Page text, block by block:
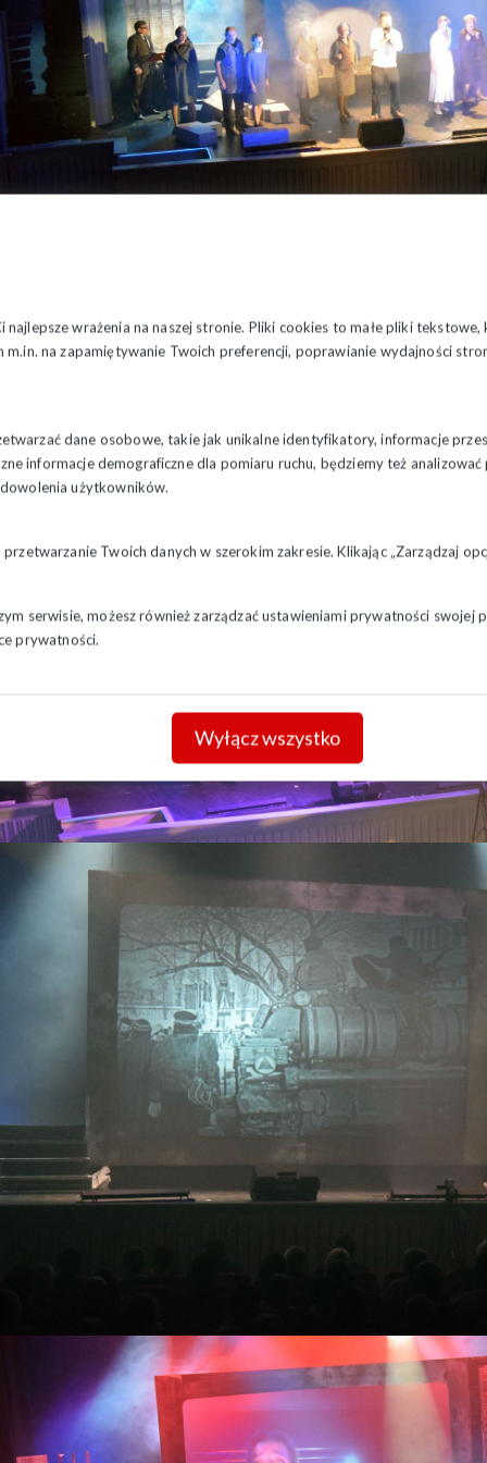
wrażenia na naszej stronie. Pliki cookies to małe pliki
na zapamiętywanie Twoich preferencji, poprawianie wydajności
dane osobowe, takie jak unikalne identyfikatory, informacje
informacje demograficzne dla pomiaru ruchu, będziemy też
użytkowników.
przetwarzanie Twoich danych w szerokim zakresie. Klikając „Zarządzaj
serwisie, możesz również zarządzać ustawieniami prywatności swojej
prywatności.
Wyłącz wszystko
w Białymstoku i jest jednym z punktów obchodów 40